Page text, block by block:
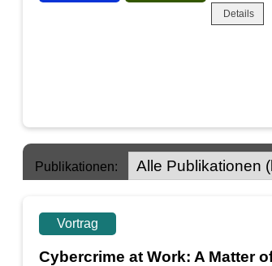
Details
Publikationen:
Vortrag
Cybercrime at Work: A Matter